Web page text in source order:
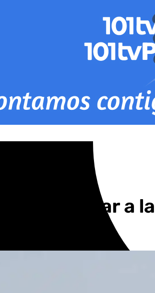
sin afectar a